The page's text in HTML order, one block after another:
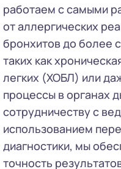
работаем с самыми
от аллергических
бронхитов до более
таких как
легких (ХОБЛ) или
процессы в органах
сотрудничеству с
использованием
диагностики, мы
точность